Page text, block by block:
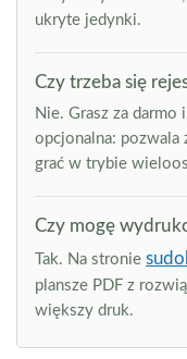
ukryte jedynki.
Czy trzeba się
Nie. Grasz za darmo
opcjonalna: pozwala
grać w trybie
Czy mogę
Tak. Na stronie
plansze PDF z
większy druk.